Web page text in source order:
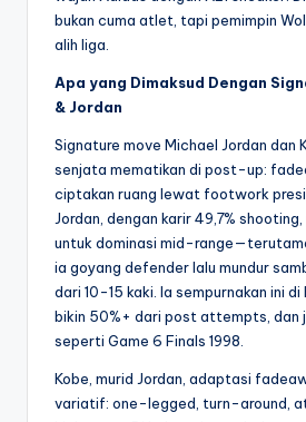
bukan cuma atlet, tapi pemimpin
alih liga.
Apa yang Dimaksud Dengan
& Jordan
Signature move Michael Jordan dan
senjata mematikan di post-up:
ciptakan ruang lewat footwork
Jordan, dengan karir 49,7%
untuk dominasi mid-
ia goyang defender lalu mundur
dari 10-15 kaki. Ia sempurnakan ini
bikin 50%+ dari post attempts, dan
seperti Game 6 Finals 1998.
Kobe, murid Jordan, adaptasi
variatif: one-legged, turn-around,